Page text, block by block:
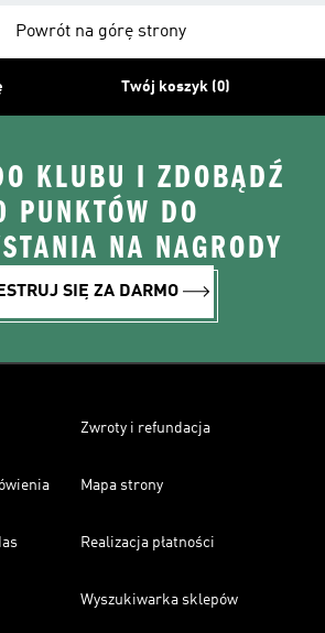
Powrót na górę strony
Twój koszyk (0)
KLUBU I ZDOBĄDŹ
PUNKTÓW DO
NA NAGRODY
SIĘ ZA DARMO
Zwroty i refundacja
Mapa strony
Realizacja płatności
Wyszukiwarka sklepów